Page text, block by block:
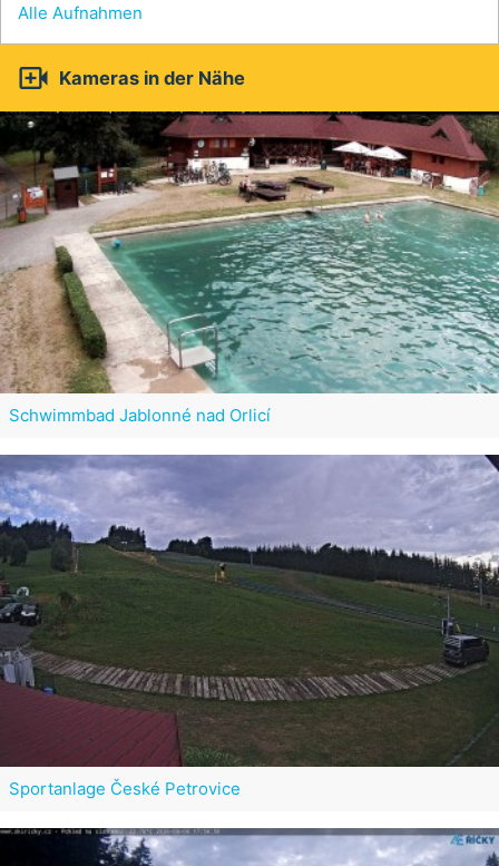
Alle Aufnahmen
 Kameras in der Nähe
Schwimmbad Jablonné nad Orlicí
Sportanlage České Petrovice